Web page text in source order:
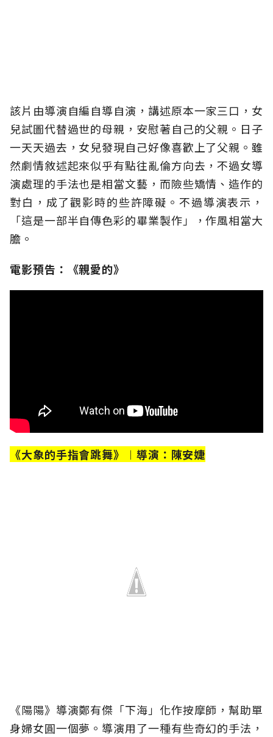
該片由導演自編自導自演，講述原本一家三口，女
兒試圖代替過世的母親，安慰著自己的父親。日子
一天天過去，女兒發現自己好像喜歡上了父親。雖
然劇情敘述起來似乎有點往亂倫方向去，不過女導
演處理的手法也是相當文藝，而險些矯情、造作的
對白，成了觀影時的些許障礙。不過導演表示，
「這是一部半自傳色彩的畢業製作」，作風相當大
膽。
電影預告：《親愛的》
《大象的手指會跳舞》︱導演：陳安婕
《陽陽》導演鄭有傑「下海」化作按摩師，幫助單
身婦女圓一個夢。導演用了一種有些奇幻的手法，